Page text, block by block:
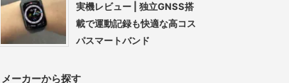
実機レビュー | 独立GNSS搭
載で運動記録も快適な高コス
パスマートバンド
メーカーから探す